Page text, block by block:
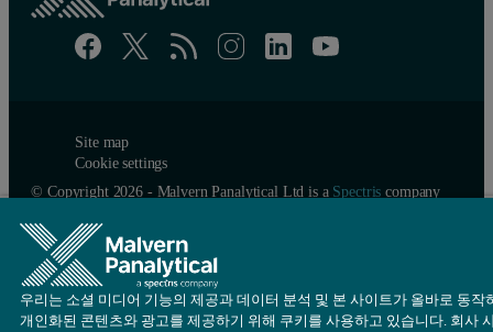
Site map
Cookie settings
© Copyright 2026 - Malvern Panalytical Ltd is a Spectris company
우리는 소셜 미디어 기능의 제공과 데이터 분석 및 본 사이트가 올바로 동작
개인화된 콘텐츠와 광고를 제공하기 위해 쿠키를 사용하고 있습니다. 회사